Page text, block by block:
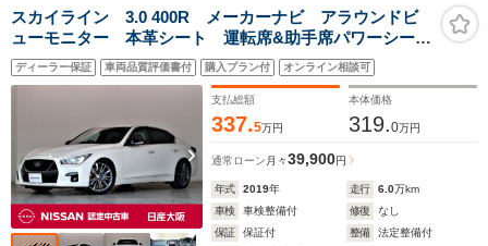
スカイライン 3.0 400R メーカーナビ アラウンドビ
ューモニター 本革シート 運転席&助手席パワーシー
ト ワンオーナー
ディーラー保証 車両品質評価書付 購入プラン付 オンライン相談可
支払総額
337.5万円
本体価格
319.0万円
通常ローン 月々39,900円
年式 2019年 走行 6.0万km
車検
車検整備付 修復
なし
保証
保証付 整備
法定整備付